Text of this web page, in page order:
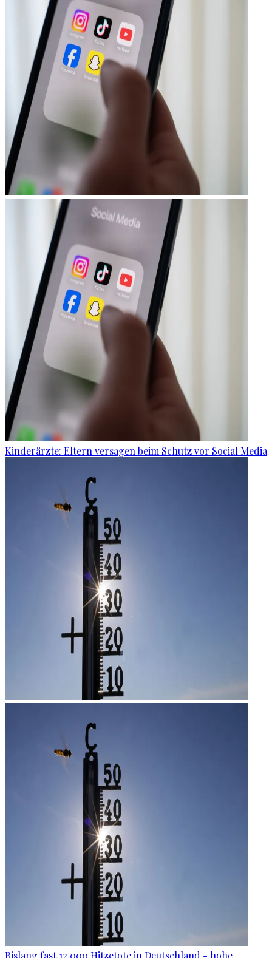
Kinderärzte: Eltern versagen beim Schutz vor Social Media
Bislang fast 12.000 Hitzetote in Deutschland - hohe